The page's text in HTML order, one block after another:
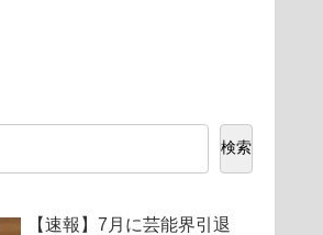
検索
【速報】7月に芸能界引退